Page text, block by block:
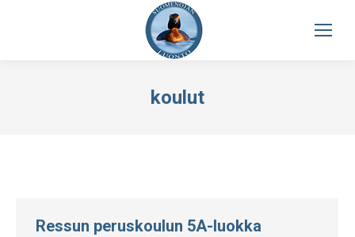
koulut
Ressun peruskoulun 5A-luokka